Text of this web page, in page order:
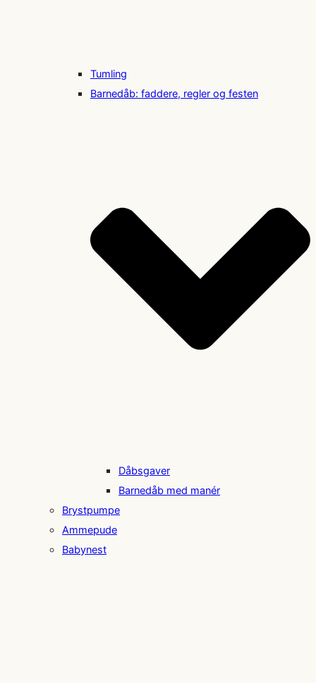
Tumling
Barnedåb: faddere, regler og festen
Dåbsgaver
Barnedåb med manér
Brystpumpe
Ammepude
Babynest